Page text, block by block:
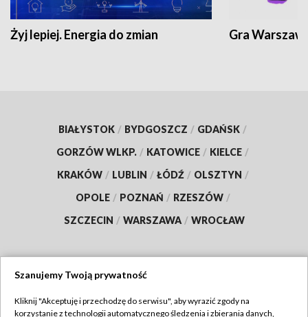
Żyj lepiej. Energia do zmian Gra
BIAŁYSTOK / BYDGOSZCZ / GDAŃSK /
GORZÓW WLKP. / KATOWICE / KIELCE /
KRAKÓW / LUBLIN / ŁÓDŹ / OLSZTYN /
OPOLE / POZNAŃ / RZESZÓW /
SZCZECIN / WARSZAWA / WROCŁAW
Szanujemy Twoją prywatność
Kliknij "Akceptuję i przechodzę do serwisu", aby wyrazić zgody na
korzystanie z technologii automatycznego śledzenia i zbierania danych,